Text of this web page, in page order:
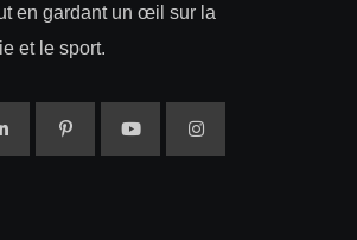
en gardant un œil sur la
et le sport.